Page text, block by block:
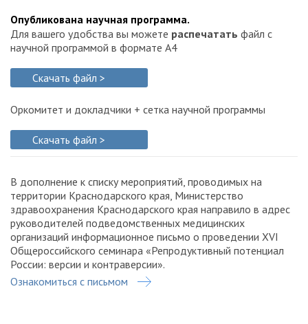
Опубликована научная программа.
Для вашего удобства вы можете распечатать файл с
научной программой в формате А4
Скачать файл >
Оркомитет и докладчики + сетка научной программы
Скачать файл >
В дополнение к списку мероприятий, проводимых на
территории Краснодарского края, Министерство
здравоохранения Краснодарского края направило в адрес
руководителей подведомственных медицинских
организаций информационное письмо о проведении XVI
Общероссийского семинара «Репродуктивный потенциал
России: версии и контраверсии».
Ознакомиться с письмом